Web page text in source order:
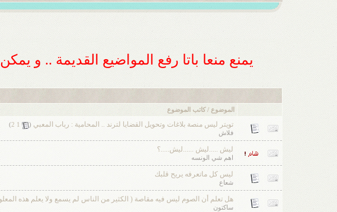
يمنع منعا باتا رفع المواضيع القديمة .. و
الموضوع / كاتب الموضوع
تويتر ليس منصة بلاغات وتحويل القضايا لترند .. المحامية : رباب المعبي (
1
2
)
فلاش
ليش .....ليش ......ليش.....؟
اهم شي الونسه
ليس كل ماتعرفه يريح قلبك
شعاع
هل تعلم أن الصوم ليس فيه مقاصة ( الكثير من الناس لم يسمع ولا يعلم هذه
ساكتون